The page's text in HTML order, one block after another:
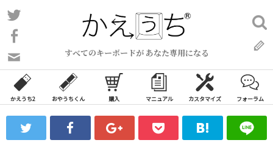
コ
ン
ン
ツ
ス
ッ
すべてのキーボードが あなた専用になる
い
合
わ
フ
ォ
検
索:
かえうち2 おやうちくん 購入 マニュアル カスタマイズ フォーラム